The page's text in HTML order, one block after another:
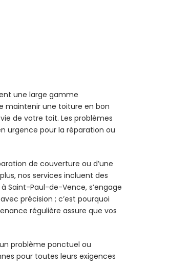
une large gamme
maintenir une toiture en bon
de votre toit. Les problèmes
urgence pour la réparation ou
de couverture ou d’une
nos services incluent des
Saint-Paul-de-Vence, s’engage
précision ; c’est pourquoi
régulière assure que vos
problème ponctuel ou
pour toutes leurs exigences